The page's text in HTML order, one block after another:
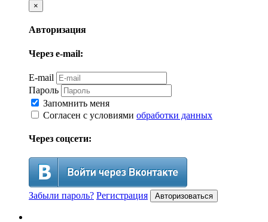
×
Авторизация
Через e-mail:
E-mail
Пароль
Запомнить меня
Согласен с условиями обработки данных
Через соцсети:
Забыли пароль? Регистрация Авторизоваться